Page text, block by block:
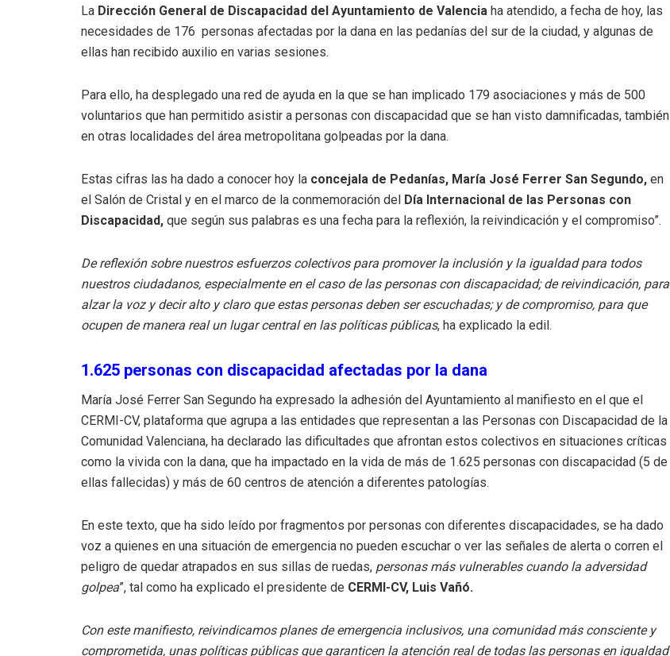
La Dirección General de Discapacidad del Ayuntamiento de Valencia ha atendido, a fecha de hoy, las
necesidades de 176 personas afectadas por la dana en las pedanías del sur de la ciudad, y algunas de
ellas han recibido auxilio en varias sesiones.
Para ello, ha desplegado una red de ayuda en la que se han implicado 179 asociaciones y más de 500
voluntarios que han permitido asistir a personas con discapacidad que se han visto damnificadas, también
en otras localidades del área metropolitana golpeadas por la dana.
Estas cifras las ha dado a conocer hoy la concejala de Pedanías, María José Ferrer San Segundo, en
el Salón de Cristal y en el marco de la conmemoración del Día Internacional de las Personas con
Discapacidad, que según sus palabras es una fecha para la reflexión, la reivindicación y el compromiso”.
De reflexión sobre nuestros esfuerzos colectivos para promover la inclusión y la igualdad para todos
nuestros ciudadanos, especialmente en el caso de las personas con discapacidad; de reivindicación, para
alzar la voz y decir alto y claro que estas personas deben ser escuchadas; y de compromiso, para que
ocupen de manera real un lugar central en las políticas públicas, ha explicado la edil.
1.625 personas con discapacidad afectadas por la dana
María José Ferrer San Segundo ha expresado la adhesión del Ayuntamiento al manifiesto en el que el
CERMI-CV, plataforma que agrupa a las entidades que representan a las Personas con Discapacidad de la
Comunidad Valenciana, ha declarado las dificultades que afrontan estos colectivos en situaciones críticas
como la vivida con la dana, que ha impactado en la vida de más de 1.625 personas con discapacidad (5 de
ellas fallecidas) y más de 60 centros de atención a diferentes patologías.
En este texto, que ha sido leído por fragmentos por personas con diferentes discapacidades, se ha dado
voz a quienes en una situación de emergencia no pueden escuchar o ver las señales de alerta o corren el
peligro de quedar atrapados en sus sillas de ruedas, personas más vulnerables cuando la adversidad
golpea”, tal como ha explicado el presidente de CERMI-CV, Luis Vañó.
Con este manifiesto, reivindicamos planes de emergencia inclusivos, una comunidad más consciente y
comprometida, unas políticas públicas que garanticen la atención real de todas las personas en igualdad